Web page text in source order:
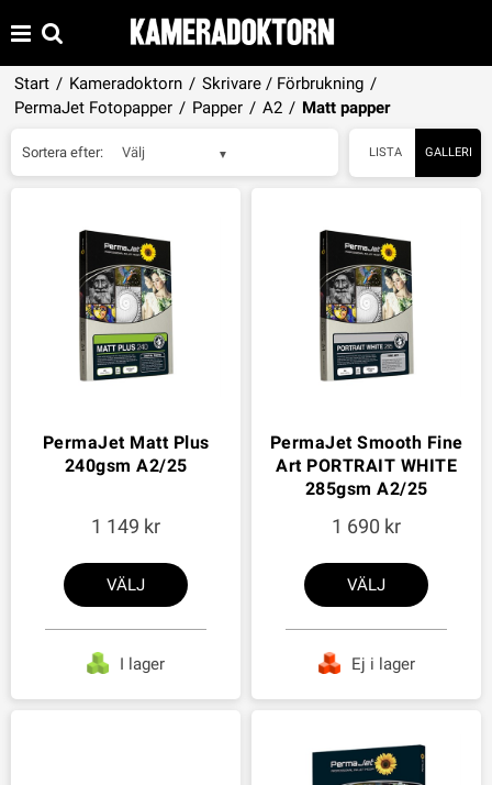
Start / Kameradoktorn / Skrivare / Förbrukning /
PermaJet Fotopapper / Papper / A2 / Matt papper
LISTA GALLERI
Sortera efter: Välj
PermaJet Matt Plus
240gsm A2/25
1 149
VÄLJ
I lager
PermaJet Smooth Fine
Art PORTRAIT WHITE
285gsm A2/25
1 690
VÄLJ
Ej i lager